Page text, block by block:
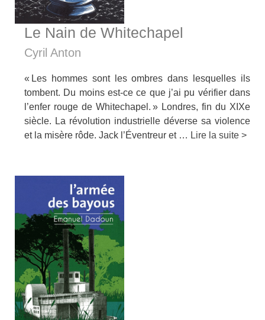
Le Nain de Whitechapel
Cyril Anton
« Les hommes sont les ombres dans lesquelles ils
tombent. Du moins est-ce ce que j’ai pu vérifier dans
l’enfer rouge de Whitechapel. » Londres, fin du XIXe
siècle. La révolution industrielle déverse sa violence
et la misère rôde. Jack l’Éventreur et … Lire la suite >